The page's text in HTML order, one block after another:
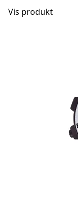
Vis produkt